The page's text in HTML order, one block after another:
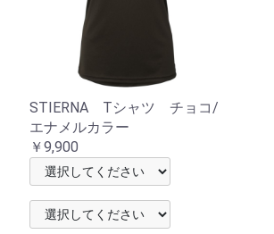
STIERNA Tシャツ チョコ/
エナメルカラー
￥9,900